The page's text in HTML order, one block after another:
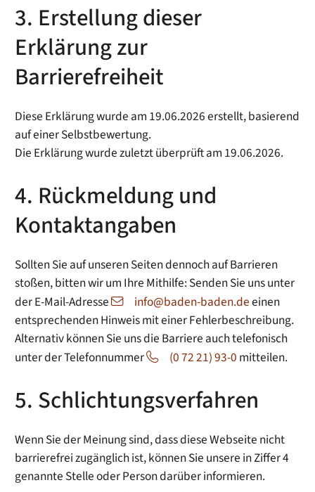
3. Erstellung dieser
Erklärung zur
Barrierefreiheit
Diese Erklärung wurde am 19.06.2026 erstellt, basierend
auf einer Selbstbewertung.
Die Erklärung wurde zuletzt überprüft am 19.06.2026.
4. Rückmeldung und
Kontaktangaben
Sollten Sie auf unseren Seiten dennoch auf Barrieren
stoßen, bitten wir um Ihre Mithilfe: Senden Sie uns unter
der E-Mail-Adresse
info@baden-baden.deeinen
entsprechenden Hinweis mit einer Fehlerbeschreibung.
Alternativ können Sie uns die Barriere auch telefonisch
unter der Telefonnummer
(0 72 21) 93-0 mitteilen.
5. Schlichtungsverfahren
Wenn Sie der Meinung sind, dass diese Webseite nicht
barrierefrei zugänglich ist, können Sie unsere in Ziffer 4
genannte Stelle oder Person darüber informieren.